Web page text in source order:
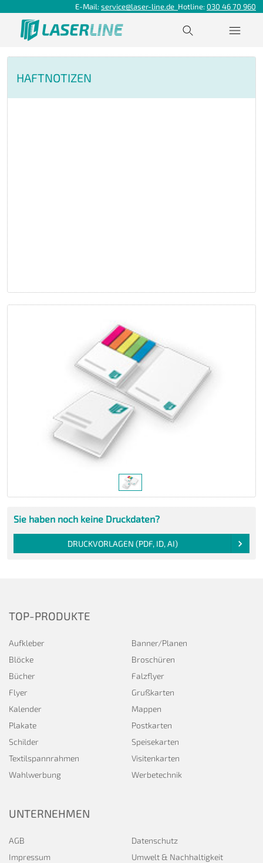
E-Mail: service@laser-line.de Hotline: 030 46 70 960
HAFTNOTIZEN
Sie haben noch keine Druckdaten?
DRUCKVORLAGEN (PDF, ID, AI)
TOP-PRODUKTE
Aufkleber
Banner/Planen
Blöcke
Broschüren
Bücher
Falzflyer
Flyer
Grußkarten
Kalender
Mappen
Plakate
Postkarten
Schilder
Speisekarten
Textilspannrahmen
Visitenkarten
Wahlwerbung
Werbetechnik
UNTERNEHMEN
AGB
Datenschutz
Impressum
Umwelt & Nachhaltigkeit